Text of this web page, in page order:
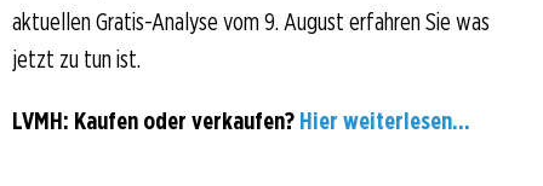
aktuellen Gratis-Analyse vom 9. August erfahren Sie was
jetzt zu tun ist.
LVMH: Kaufen oder verkaufen? Hier weiterlesen...